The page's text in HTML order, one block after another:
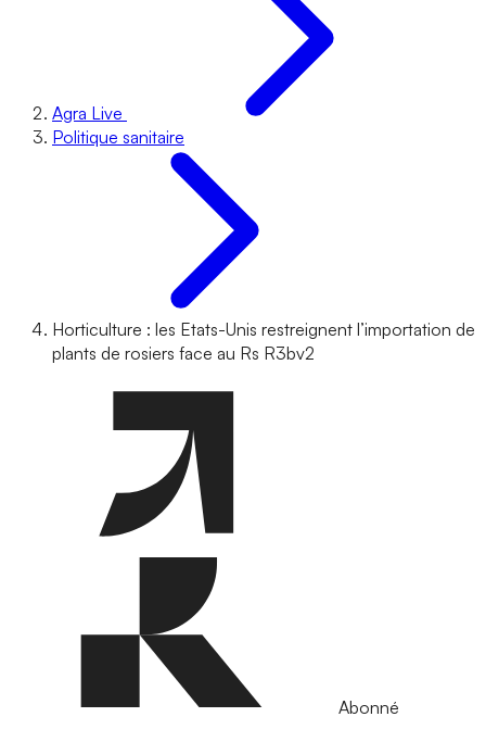
Agra Live
Politique sanitaire
Horticulture : les Etats-Unis restreignent l’importation de
plants de rosiers face au Rs R3bv2
Abonné